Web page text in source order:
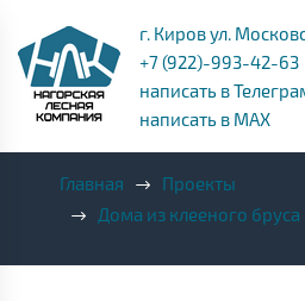
г. Киров ул.
+7 (922)-993-42-63
написать в
написать в MAX
Главная
Проекты
Дома из клееного бруса